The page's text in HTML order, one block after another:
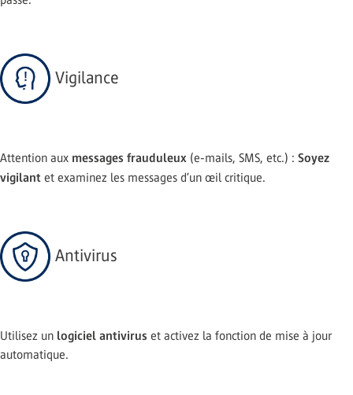
Vigilance
Attention aux messages frauduleux (e-mails, SMS, etc.) : Soyez
vigilant et examinez les messages d’un œil critique.
Antivirus
Utilisez un logiciel antivirus et activez la fonction de mise à jour
automatique.